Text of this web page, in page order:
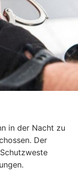
in der Nacht zu
Der